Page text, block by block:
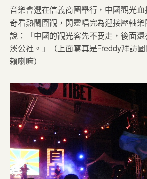
音樂會選在信義商圈舉行，中國觀光
奇看熱鬧圍觀，閃靈唱完為迎接壓軸
說：「中國的觀光客先不要走，後面
溪公社。」（上面寫真是Freddy拜訪
賴喇嘛）